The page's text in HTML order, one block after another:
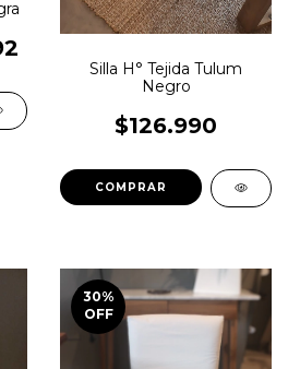
Silla H° Tejida Tulum
Negro
$126.990
30%
OFF